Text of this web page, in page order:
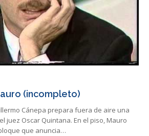
(incompleto)
Cánepa prepara fuera de aire una
juez Oscar Quintana. En el piso, Mauro
que anuncia…